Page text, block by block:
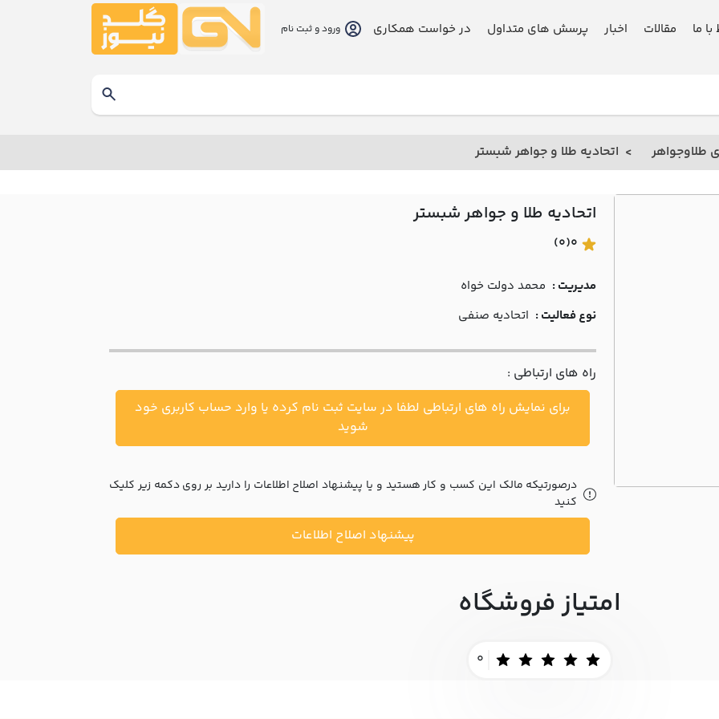
با ما مقالات اخبار پرسش های متداول در خواست همکاری ورود و ثبت نام
طلاوجواهر اتحادیه طلا و جواهر شبستر
اتحادیه طلا و جواهر شبستر
0
(0)
مدیریت : محمد دولت خواه
نوع فعالیت : اتحادیه صنفی
راه های ارتباطی :
برای نمایش راه های ارتباطی لطفا در سایت ثبت نام کرده یا وارد حساب کاربری خود
شوید
درصورتیکه مالک این کسب و کار هستید و یا پیشنهاد اصلاح اطلاعات را دارید بر روی دکمه زیر کلیک
کنید
پیشنهاد اصلاح اطلاعات
امتیاز فروشگاه
0